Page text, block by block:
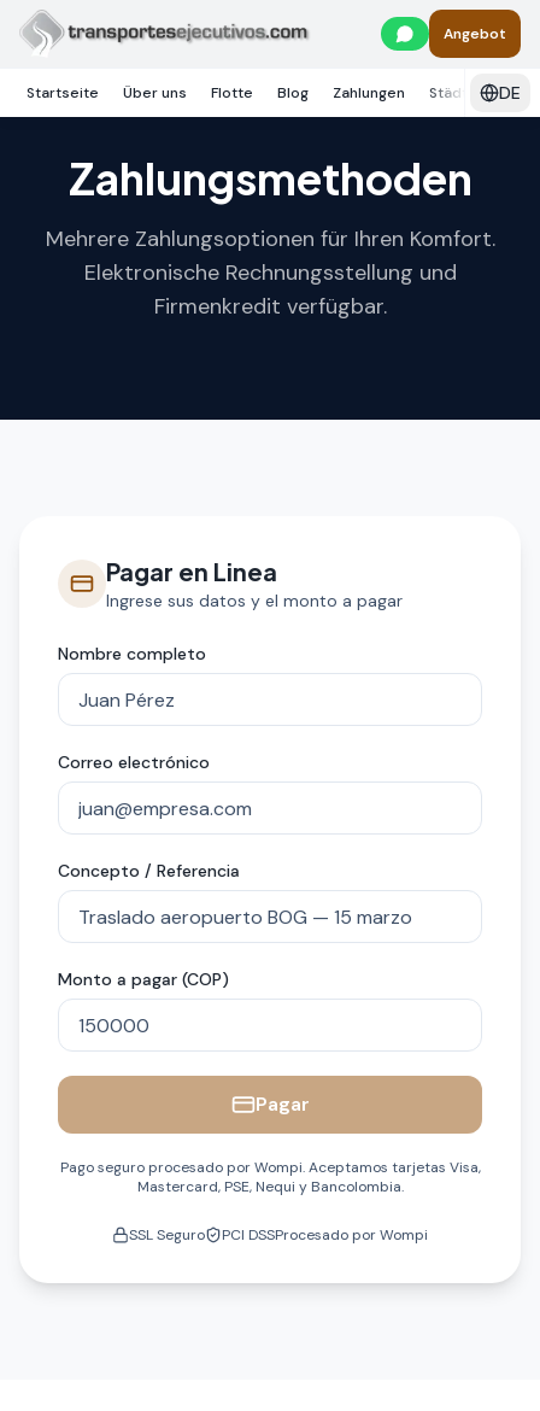
Skip to main content
Angebot
Startseite Über uns Flotte Blog Zahlungen Städte DE
Zahlungsmethoden
Mehrere Zahlungsoptionen für Ihren Komfort.
Elektronische Rechnungsstellung und
Firmenkredit verfügbar.
Pagar en Linea
Ingrese sus datos y el monto a pagar
Nombre completo
Correo electrónico
Concepto / Referencia
Monto a pagar (COP)
Pagar
Pago seguro procesado por Wompi. Aceptamos tarjetas Visa,
Mastercard, PSE, Nequi y Bancolombia.
SSL Seguro PCI DSSProcesado por Wompi